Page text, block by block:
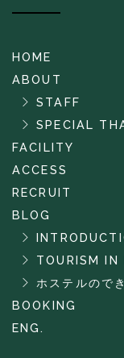
HOME
ABOUT
STAFF
SPECIAL
FACILITY
ACCESS
RECRUIT
BLOG
TOURISM IN
ホステルので
BOOKING
ENG.